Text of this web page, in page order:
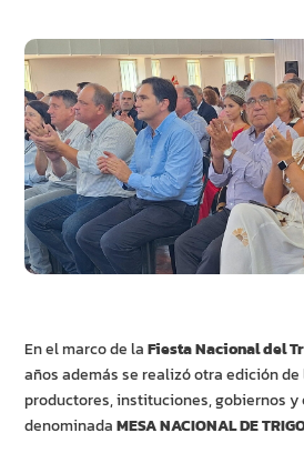
En el marco de laFiesta Nacional del
años además se realizó otra edición
productores, instituciones, gobiernos y
denominadaMESA NACIONAL DE